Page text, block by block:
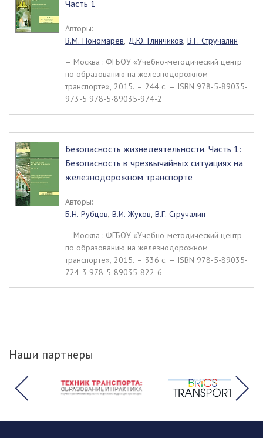
Часть 1
Авторы:
В.М. Пономарев, Д.Ю. Глинчиков, В.Г. Стручалин
– Москва : ФГБОУ «Учебно-методический центр
по образованию на железнодорожном
транспорте», 2015. – 244 c. – ISBN 978-5-89035-
973-5 978-5-89035-974-2
Безопасность жизнедеятельности. Часть 1:
Безопасность в чрезвычайных ситуациях на
железнодорожном транспорте
Авторы:
Б.Н. Рубцов, В.И. Жуков, В.Г. Стручалин
– Москва : ФГБОУ «Учебно-методический центр
по образованию на железнодорожном
транспорте», 2015. – 336 c. – ISBN 978-5-89035-
724-3 978-5-89035-822-6
Наши партнеры